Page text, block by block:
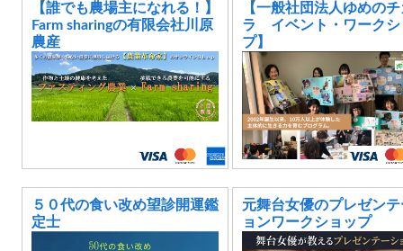
【誰でも農場主になれる！】
Farm sharingの有限会社川原
農産
【一般社団法人ゆめの
ラ イベント・ワークシ
プ】
５０代の食い改め望診開運鑑
定士
元舞台女優のプレゼン
ョンワークショップ